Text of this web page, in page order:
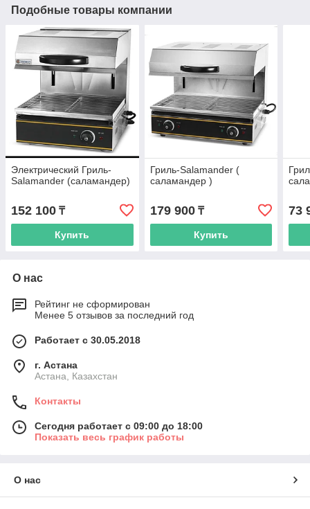
Подобные товары компании
Электрический Гриль-
Salamander (саламандер)
152 100 ₸
Купить
Гриль-Salamander (
саламандер )
179 900₸
Купить
73
О нас
Рейтинг не сформирован
Менее 5 отзывов за последний год
Работает с 30.05.2018
г. Астана
Астана, Казахстан
Контакты
Сегодня работает с 09:00 до 18:00
Показать весь график работы
О нас